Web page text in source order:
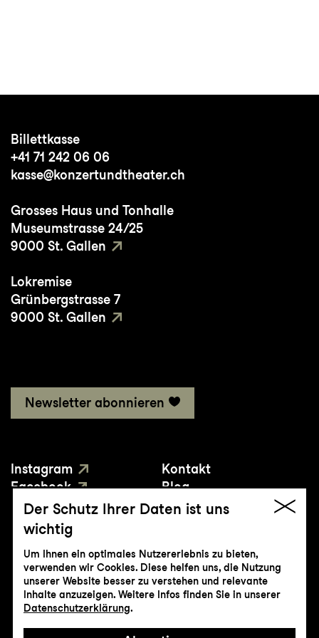
Billettkasse
+41 71 242 06 06
kasse@konzertundtheater.ch
Grosses Haus und Tonhalle
Museumstrasse 24/25
9000 St. Gallen
Lokremise
Grünbergstrasse 7
9000 St. Gallen
Newsletter abonnieren
Instagram
Facebook
YouTube
Kontakt
Blog
Presse
© Genossenschaft Konzert und Theater
St.Gallen
Der Schutz Ihrer Daten ist uns
wichtig
Um Ihnen ein optimales Nutzererlebnis zu bieten,
verwenden wir Cookies. Diese helfen uns, die Nutzung
unserer Website besser zu verstehen und relevante
Inhalte anzuzeigen. Weitere Infos finden Sie in unserer
Datenschutzerklärung.